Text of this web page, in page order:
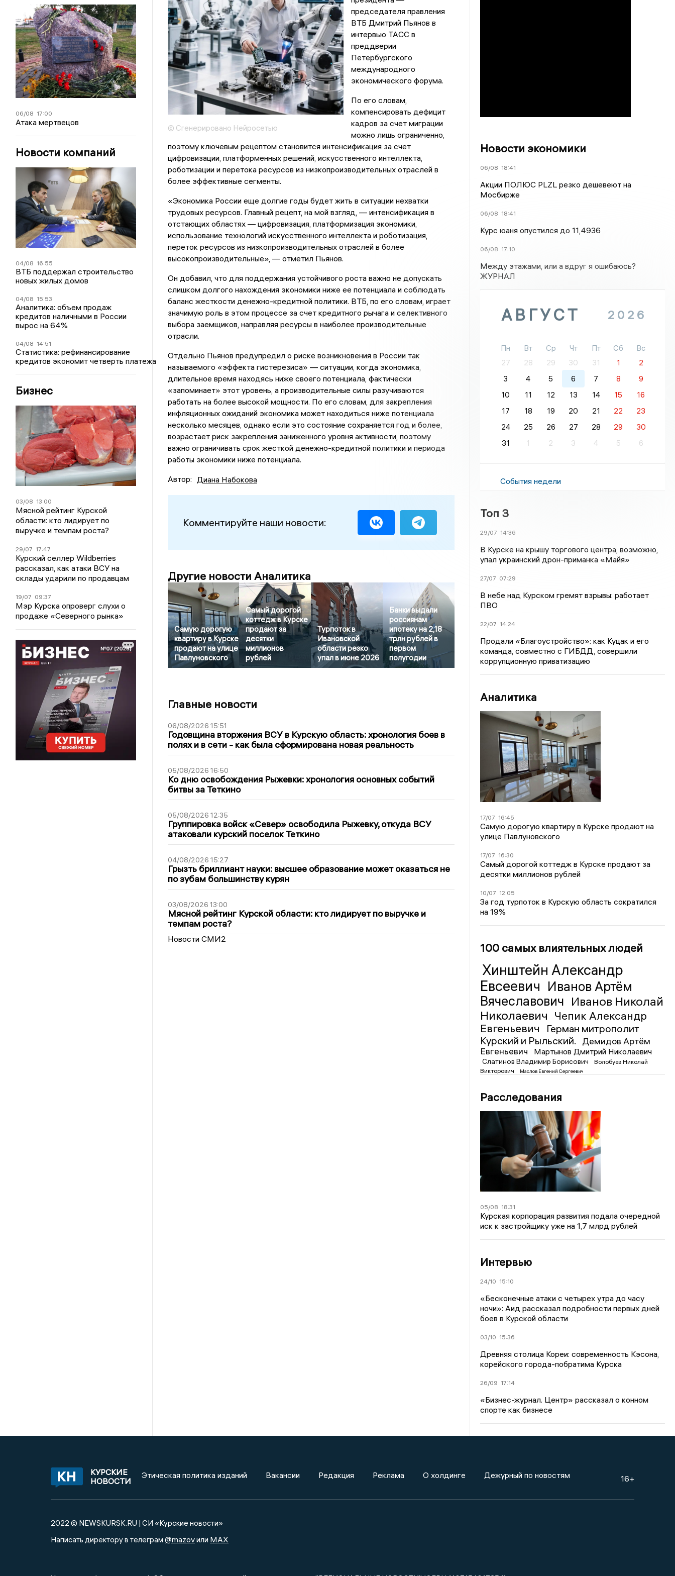
06/08 17:00
Атака мертвецов
Новости компаний
04/08 16:55
ВТБ поддержал строительство
новых жилых домов
04/08 15:53
Аналитика: объем продаж
кредитов наличными в России
вырос на 64%
04/08 14:51
Статистика: рефинансирование
кредитов экономит четверть платежа
Бизнес
03/08 13:00
Мясной рейтинг Курской
области: кто лидирует по
выручке и темпам роста?
29/07 17:47
Курский селлер Wildberries
рассказал, как атаки ВСУ на
склады ударили по продавцам
19/07 09:37
Мэр Курска опроверг слухи о
продаже «Северного рынка»
© Сгенерировано Нейросетью
председателя правления
ВТБ Дмитрий Пьянов в
интервью ТАСС в
преддверии
Петербургского
международного
экономического форума.
По его словам,
компенсировать дефицит
кадров за счет миграции
можно лишь ограниченно,
поэтому ключевым рецептом становится интенсификация за счет
цифровизации, платформенных решений, искусственного интеллекта,
роботизации и перетока ресурсов из низкопроизводительных отраслей в
более эффективные сегменты.
«Экономика России еще долгие годы будет жить в ситуации нехватки
трудовых ресурсов. Главный рецепт, на мой взгляд, — интенсификация в
отстающих областях — цифровизация, платформизация экономики,
использование технологий искусственного интеллекта и роботизация,
переток ресурсов из низкопроизводительных отраслей в более
высокопроизводительные», — отметил Пьянов.
Он добавил, что для поддержания устойчивого роста важно не допускать
слишком долгого нахождения экономики ниже ее потенциала и соблюдать
баланс жесткости денежно-кредитной политики. ВТБ, по его словам, играет
значимую роль в этом процессе за счет кредитного рычага и селективного
выбора заемщиков, направляя ресурсы в наиболее производительные
отрасли.
Отдельно Пьянов предупредил о риске возникновения в России так
называемого «эффекта гистерезиса» — ситуации, когда экономика,
длительное время находясь ниже своего потенциала, фактически
«запоминает» этот уровень, а производительные силы разучиваются
работать на более высокой мощности. По его словам, для закрепления
инфляционных ожиданий экономика может находиться ниже потенциала
несколько месяцев, однако если это состояние сохраняется год и более,
возрастает риск закрепления заниженного уровня активности, поэтому
важно ограничивать срок жесткой денежно-кредитной политики и периода
работы экономики ниже потенциала.
Автор: Диана Набокова
Комментируйте наши новости:
Другие новости Аналитика
Самую дорогую
квартиру в Курске
продают на улице
Павлуновского
Самый дорогой
коттедж в Курске
продают за
десятки
миллионов
рублей
Турпоток в
Ивановской
области резко
упал в июне 2026
Банки выдали
россиянам
ипотеку на 2,18
трлн рублей в
первом
полугодии
Главные новости
06/08/2026 15:51
Годовщина вторжения ВСУ в Курскую область: хронология боев в
полях и в сети - как была сформирована новая реальность
05/08/2026 16:50
Ко дню освобождения Рыжевки: хронология основных событий
битвы за Теткино
05/08/2026 12:35
Группировка войск «Север» освободила Рыжевку, откуда ВСУ
атаковали курский поселок Теткино
04/08/2026 15:27
Грызть бриллиант науки: высшее образование может оказаться не
по зубам большинству курян
03/08/2026 13:00
Мясной рейтинг Курской области: кто лидирует по выручке и
темпам роста?
Новости СМИ2
Новости экономики
06/08 18:41
Акции ПОЛЮС PLZL резко дешевеют на
Мосбирже
06/08 18:41
Курс юаня опустился до 11,4936
06/08 17:10
Между этажами, или а вдруг я ошибаюсь?
ЖУРНАЛ
АВГУСТ 2026
Пн Вт Ср Чт Пт Сб
Вс
27
28 29 30 31 1
2
3
4 5 6 7 8
9
10
11 12 13 14 15
16
17
18 19 20 21 22
23
24
25 26 27 28 29
30
31
1 2 3 4 5 6
События недели
Топ 3
29/07 14:36
В Курске на крышу торгового центра, возможно,
упал украинский дрон-приманка «Майя»
27/07 07:29
В небе над Курском гремят взрывы: работает
ПВО
22/07 14:24
Продали «Благоустройство»: как Куцак и его
команда, совместно с ГИБДД, совершили
коррупционную приватизацию
Аналитика
17/07 16:45
Самую дорогую квартиру в Курске продают на
улице Павлуновского
17/07 16:30
Самый дорогой коттедж в Курске продают за
десятки миллионов рублей
10/07 12:05
За год турпоток в Курскую область сократился
на 19%
100 самых влиятельных людей
Хинштейн Александр
Евсеевич Иванов Артём
Вячеславович Иванов Николай
Николаевич Чепик Александр
Евгеньевич
Герман митрополит
Курский и Рыльский.
Демидов Артём
Евгеньевич
Мартынов Дмитрий Николаевич
Слатинов Владимир Борисович
Волобуев Николай
Викторович
Маслов Евгений Сергеевич
Расследования
05/08 18:31
Курская корпорация развития подала очередной
иск к застройщику уже на 1,7 млрд рублей
Интервью
24/10 15:10
«Бесконечные атаки с четырех утра до часу
ночи»: Аид рассказал подробности первых дней
боев в Курской области
03/10 15:36
Древняя столица Кореи: современность Кэсона,
корейского города-побратима Курска
26/09 17:14
«Бизнес-журнал. Центр» рассказал о конном
спорте как бизнесе
КУРСКИЕ
НОВОСТИ
Этическая политика изданий Вакансии Редакция Реклама О холдинге Дежурный по новостям 16+
2022 © NEWSKURSK.RU | СИ «Курские новости»
Написать директору в телеграм @mazovили MAX